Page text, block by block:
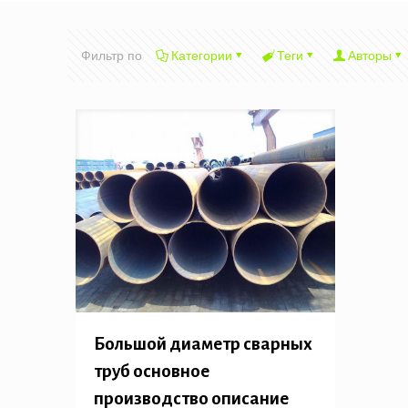
Фильтр по Категории Теги Авторы
Большой диаметр сварных
труб основное
производство описание